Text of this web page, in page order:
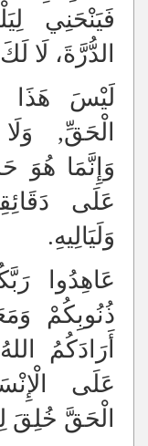
فَيَنْحَنِي
الدُّرَّةَ، لَا
لَيْسَ هَذَا
الْحَقِّ,
وَإِنَّمَا هُوَ
عَلَى
وَلَيَالِيهِ.
عَاهِدُوا
ذُنُوبِكُمْ
أَرَادَكُمُ
عَلَى
الْحَقَّ خُلِقَ